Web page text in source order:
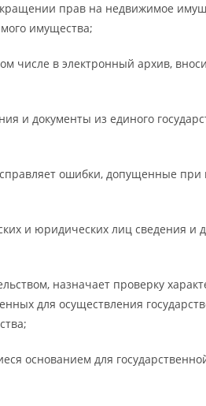
прав на недвижимое
имущества;
числе в электронный архив,
и документы из единого
ошибки, допущенные при
и юридических лиц сведения и
назначает проверку
для осуществления
основанием для